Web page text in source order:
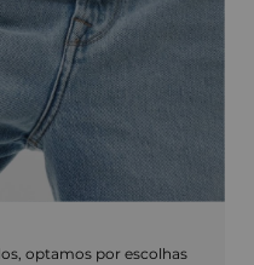
optamos por escolhas